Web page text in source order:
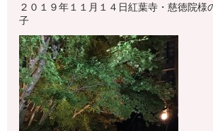
２０１９年１１月１４日紅葉寺・慈徳院様
子